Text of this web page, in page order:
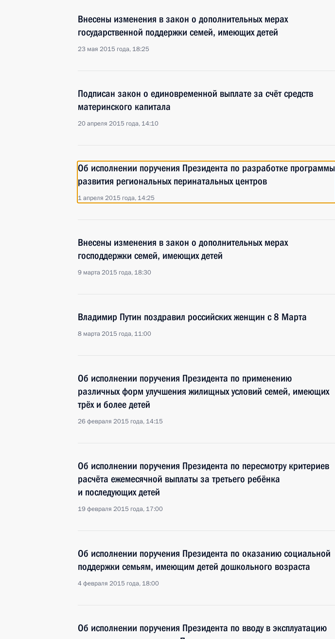
Внесены изменения в закон о дополнительных мерах
государственной поддержки семей, имеющих детей
23 мая 2015 года, 18:25
Подписан закон о единовременной выплате за счёт средств
материнского капитала
20 апреля 2015 года, 14:10
Об исполнении поручения Президента по разработке программы
развития региональных перинатальных центров
1 апреля 2015 года, 14:25
Внесены изменения в закон о дополнительных мерах
господдержки семей, имеющих детей
9 марта 2015 года, 18:30
Владимир Путин поздравил российских женщин с 8 Марта
8 марта 2015 года, 11:00
Об исполнении поручения Президента по применению
различных форм улучшения жилищных условий семей, имеющих
трёх и более детей
26 февраля 2015 года, 14:15
Об исполнении поручения Президента по пересмотру критериев
расчёта ежемесячной выплаты за третьего ребёнка
и последующих детей
19 февраля 2015 года, 17:00
Об исполнении поручения Президента по оказанию социальной
поддержки семьям, имеющим детей дошкольного возраста
4 февраля 2015 года, 18:00
Об исполнении поручения Президента по вводу в эксплуатацию